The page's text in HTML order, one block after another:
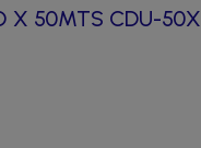
X 50MTS CDU-50X